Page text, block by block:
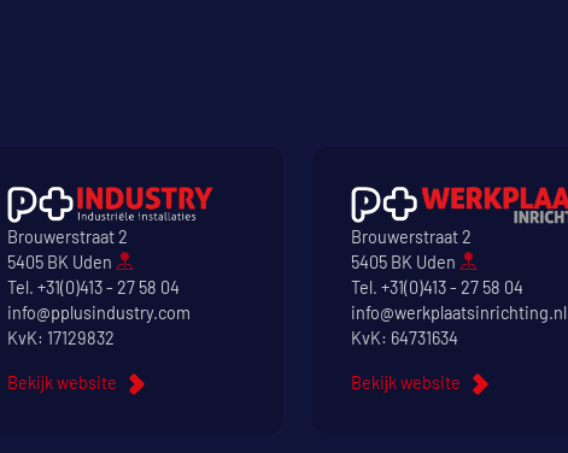
Brouwerstraat 2
5405 BK Uden
Tel. +31(0)413 - 27 58 04
info@pplusindustry.com
KvK: 17129832
Bekijk website
Brouwerstraat 2
5405 BK Uden
Tel. +31(0)413 - 27 58 04
info@werkplaatsinrichting.nl
KvK: 64731634
Bekijk website